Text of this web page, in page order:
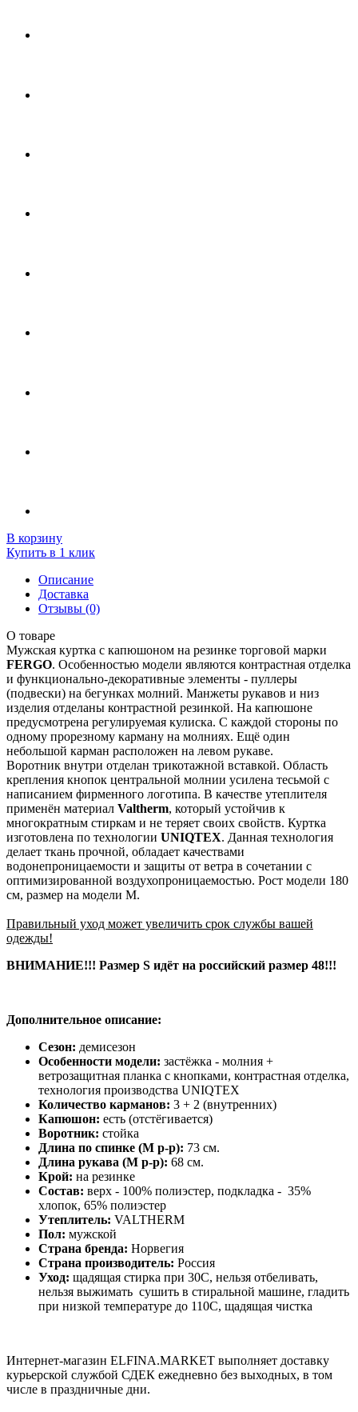
В корзину
Купить в 1 клик
Описание
Доставка
Отзывы (0)
О товаре
Мужская куртка с капюшоном на резинке торговой марки
FERGO. Особенностью модели являются контрастная отделка
и функционально-декоративные элементы - пуллеры
(подвески) на бегунках молний. Манжеты рукавов и низ
изделия отделаны контрастной резинкой. На капюшоне
предусмотрена регулируемая кулиска. С каждой стороны по
одному прорезному карману на молниях. Ещё один
небольшой карман расположен на левом рукаве.
Воротник внутри отделан трикотажной вставкой. Область
крепления кнопок центральной молнии усилена тесьмой с
написанием фирменного логотипа. В качестве утеплителя
применён материал Valtherm, который устойчив к
многократным стиркам и не теряет своих свойств. Куртка
изготовлена по технологии UNIQTEХ. Данная технология
делает ткань прочной, обладает качествами
водонепроницаемости и защиты от ветра в сочетании с
оптимизированной воздухопроницаемостью. Рост модели 180
см, размер на модели М.
Правильный уход может увеличить срок службы вашей
одежды!
ВНИМАНИЕ!!! Размер S идёт на российский размер 48!!!
Дополнительное описание:
Сезон: демисезон
Особенности модели: застёжка - молния +
ветрозащитная планка с кнопками, контрастная отделка,
технология производства UNIQTEX
Количество карманов: 3 + 2 (внутренних)
Капюшон: есть (отстёгивается)
Воротник: стойка
Длина по спинке (M р-р): 73 см.
Длина рукава (М р-р): 68 см.
Крой: на резинке
Состав: верх - 100% полиэстер, подкладка - 35%
хлопок, 65% полиэстер
Утеплитель: VALTHERM
Пол: мужской
Страна бренда: Норвегия
Страна производитель: Россия
Уход: щадящая стирка при 30С, нельзя отбеливать,
нельзя выжимать сушить в стиральной машине, гладить
при низкой температуре до 110С, щадящая чистка
Интернет-магазин ELFINA.MARKET выполняет доставку
курьерской службой СДЕК ежедневно без выходных, в том
числе в праздничные дни.